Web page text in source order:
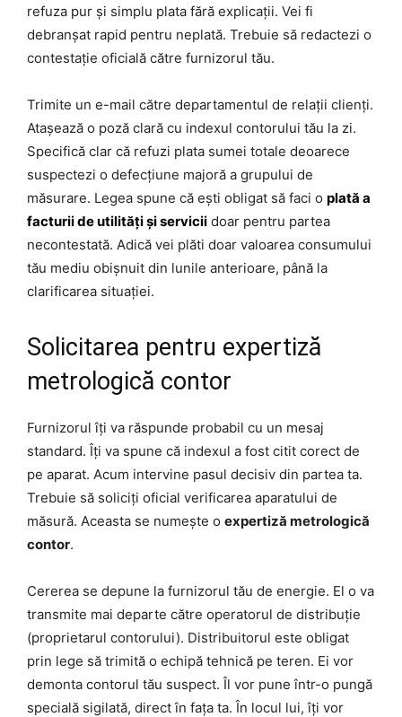
refuza pur și simplu plata fără explicații. Vei fi
debranșat rapid pentru neplată. Trebuie să redactezi o
contestație oficială către furnizorul tău.
Trimite un e-mail către departamentul de relații clienți.
Atașează o poză clară cu indexul contorului tău la zi.
Specifică clar că refuzi plata sumei totale deoarece
suspectezi o defecțiune majoră a grupului de
măsurare. Legea spune că ești obligat să faci o plată a
facturii de utilități și servicii doar pentru partea
necontestată. Adică vei plăti doar valoarea consumului
tău mediu obișnuit din lunile anterioare, până la
clarificarea situației.
Solicitarea pentru expertiză
metrologică contor
Furnizorul îți va răspunde probabil cu un mesaj
standard. Îți va spune că indexul a fost citit corect de
pe aparat. Acum intervine pasul decisiv din partea ta.
Trebuie să soliciți oficial verificarea aparatului de
măsură. Aceasta se numește o expertiză metrologică
contor.
Cererea se depune la furnizorul tău de energie. El o va
transmite mai departe către operatorul de distribuție
(proprietarul contorului). Distribuitorul este obligat
prin lege să trimită o echipă tehnică pe teren. Ei vor
demonta contorul tău suspect. Îl vor pune într-o pungă
specială sigilată, direct în fața ta. În locul lui, îți vor